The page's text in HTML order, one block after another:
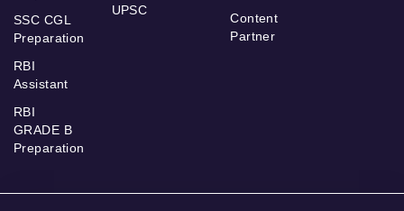
SSC CGL
Preparation
RBI
Assistant
RBI
GRADE B
Preparation
UPSC
Content
Partner